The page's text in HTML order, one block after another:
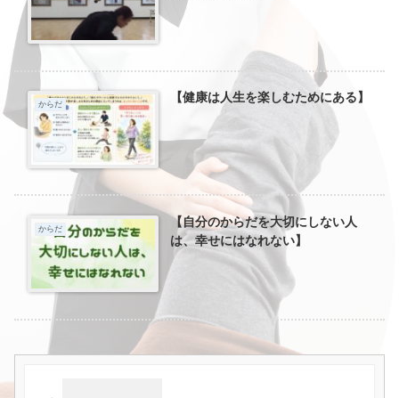
からだ 【健康は人生を楽しむためにある】
からだ
【自分のからだを大切にしない人
は、幸せにはなれない】